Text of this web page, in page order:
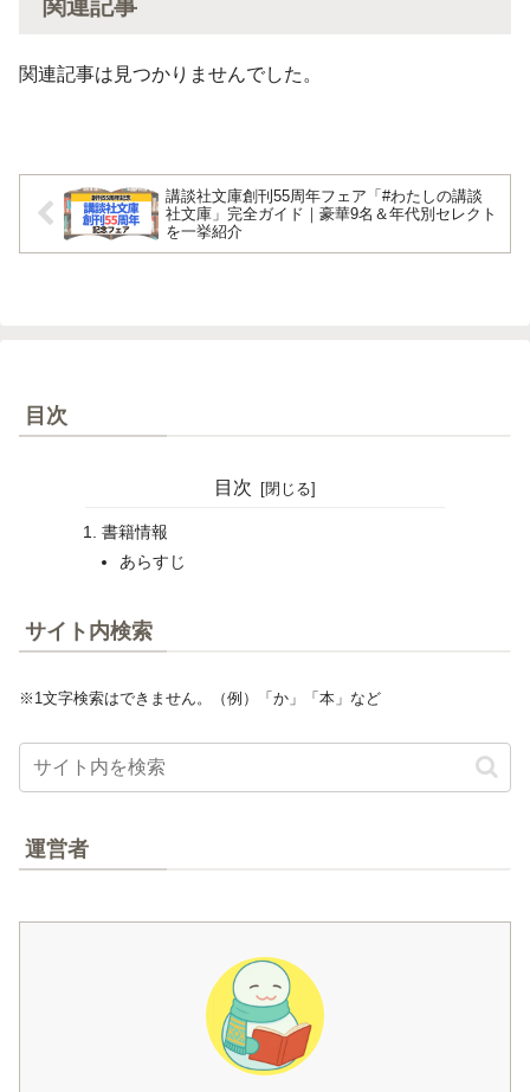
関連記事
関連記事は見つかりませんでした。
講談社文庫創刊55周年フェア「#わたしの講談
社文庫」完全ガイド｜豪華9名＆年代別セレクト
を一挙紹介
目次
目次
書籍情報
あらすじ
サイト内検索
※1文字検索はできません。（例）「か」「本」など
運営者